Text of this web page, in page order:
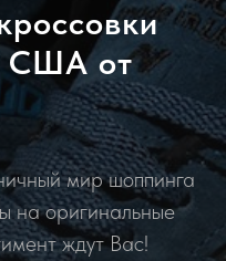
США от
мир шоппинга
оригинальные
ждут Вас!